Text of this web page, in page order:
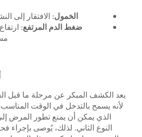
: الافتقار إلى النشاط البدني أو الحركة
الدم
: ارتفاع ضغط الدم أو ارتفاع
مستويات الكوليسترول
أهمية الكشف المبكر
عن مرحلة ما قبل السكري أمراً مهماً جداً
في الوقت المناسب وتغيير أسلوب الحياة
أن يمنع تطور المرض إلى مرض السكري من
لذلك، يُوصى بإجراء فحص منتظم للأشخاص